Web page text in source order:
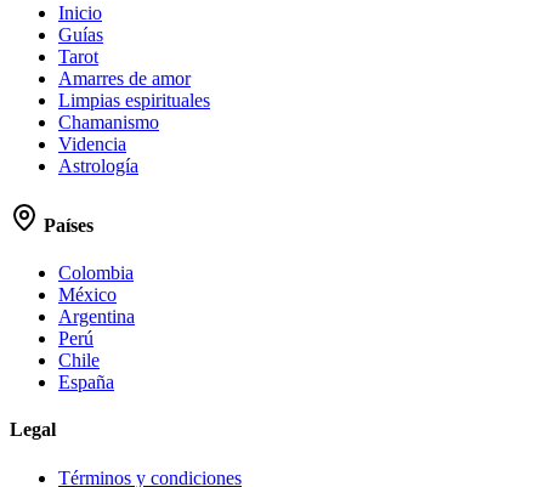
Inicio
Guías
Tarot
Amarres de amor
Limpias espirituales
Chamanismo
Videncia
Astrología
Países
Colombia
México
Argentina
Perú
Chile
España
Legal
Términos y condiciones